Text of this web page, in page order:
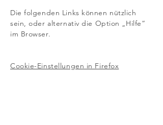
Die folgenden Links können nützlich
sein, oder alternativ die Option „Hilfe“
im Browser.
Cookie-Einstellungen in Firefox